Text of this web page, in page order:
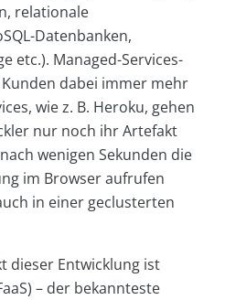
relationale
Datenbanken,
etc.). Managed-Services-
dabei immer mehr
wie z. B. Heroku, gehen
nur noch ihr Artefakt
wenigen Sekunden die
im Browser aufrufen
in einer geclusterten
dieser Entwicklung ist
– der bekannteste